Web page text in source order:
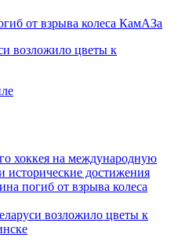
от взрыва колеса КамАЗа
возложило цветы к
хоккея на международную
исторические достижения
погиб от взрыва колеса
возложило цветы к